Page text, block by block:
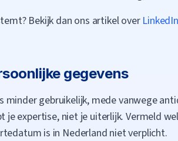
Bekijk dan ons artikel over
gegevens
minder gebruikelijk, mede vanwege
je expertise, niet je uiterlijk. Vermeld
is in Nederland niet verplicht.